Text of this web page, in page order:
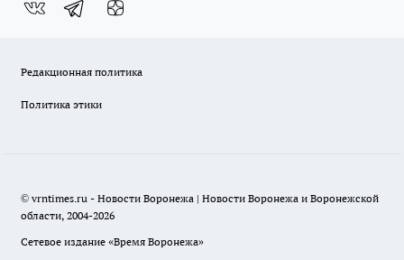
Редакционная политика
Политика этики
© vrntimes.ru - Новости Воронежа | Новости Воронежа и Воронежской
области, 2004-2026
Сетевое издание «Время Воронежа»